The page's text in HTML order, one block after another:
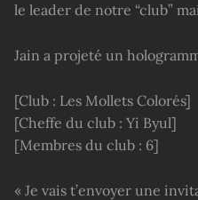
le leader de notre “club”
Jain a projeté un
[Club : Les Mollets Colorés]
[Cheffe du club : Yi Byul]
[Membres du club : 6]
« Je vais t’envoyer une